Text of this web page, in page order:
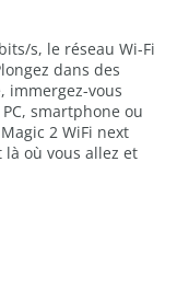
s, le réseau Wi-Fi
dans des
immergez-vous
smartphone ou
2 WiFi next
où vous allez et